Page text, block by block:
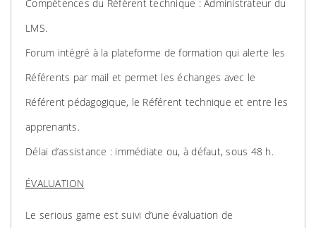
Compétences du Référent technique : Administrateur du
LMS.
Forum intégré à la plateforme de formation qui alerte les
Référents par mail et permet les échanges avec le
Référent pédagogique, le Référent technique et entre les
apprenants.
Délai d’assistance : immédiate ou, à défaut, sous 48 h.
ÉVALUATION
Le serious game est suivi d’une évaluation de